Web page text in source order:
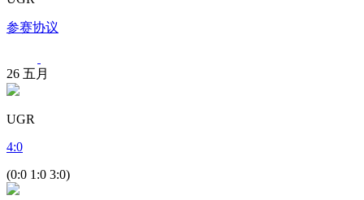
参赛协议
26 五月
UGR
4:0
(0:0 1:0 3:0)